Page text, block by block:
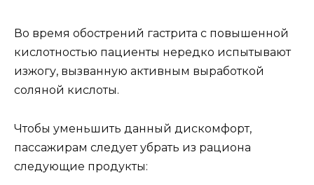
Во время обострений гастрита с повышенной
кислотностью пациенты нередко испытывают
изжогу, вызванную активным выработкой
соляной кислоты.
Чтобы уменьшить данный дискомфорт,
пассажирам следует убрать из рациона
следующие продукты: